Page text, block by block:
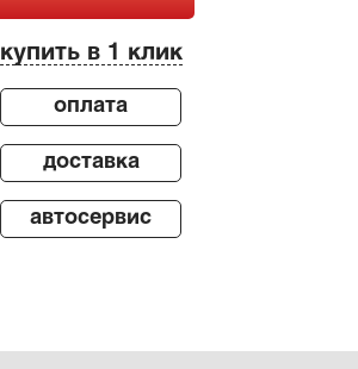
купить в 1 клик
оплата
доставка
автосервис